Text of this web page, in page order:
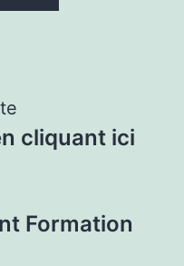
cliquant ici
Formation